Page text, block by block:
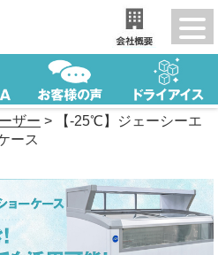
ザー >
【-25℃】ジェーシーエ
ース